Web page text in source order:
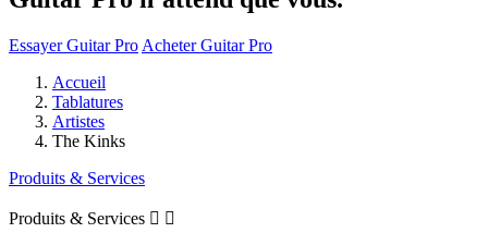
Essayer Guitar Pro Acheter Guitar Pro
Accueil
Tablatures
Artistes
The Kinks
Produits & Services
Produits & Services  